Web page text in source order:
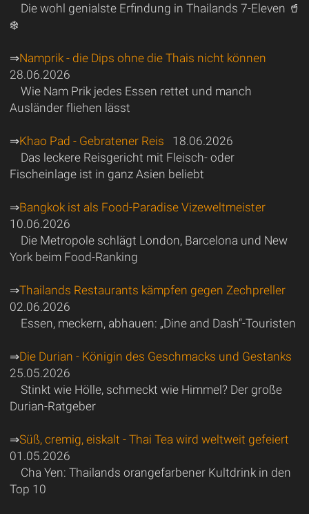
Die wohl genialste Erfindung in Thailands 7-Eleven 🥤
❄️
⇒Namprik - die Dips ohne die Thais nicht können
28.06.2026
Wie Nam Prik jedes Essen rettet und manch
Ausländer fliehen lässt
⇒Khao Pad - Gebratener Reis 18.06.2026
Das leckere Reisgericht mit Fleisch- oder
Fischeinlage ist in ganz Asien beliebt
⇒Bangkok ist als Food-Paradise Vizeweltmeister
10.06.2026
Die Metropole schlägt London, Barcelona und New
York beim Food-Ranking
⇒Thailands Restaurants kämpfen gegen Zechpreller
02.06.2026
Essen, meckern, abhauen: „Dine and Dash“-Touristen
⇒Die Durian - Königin des Geschmacks und Gestanks
25.05.2026
Stinkt wie Hölle, schmeckt wie Himmel? Der große
Durian-Ratgeber
⇒Süß, cremig, eiskalt - Thai Tea wird weltweit gefeiert
01.05.2026
Cha Yen: Thailands orangefarbener Kultdrink in den
Top 10